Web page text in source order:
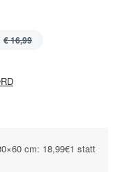
€ 16,99
cm: 18,99€1 statt